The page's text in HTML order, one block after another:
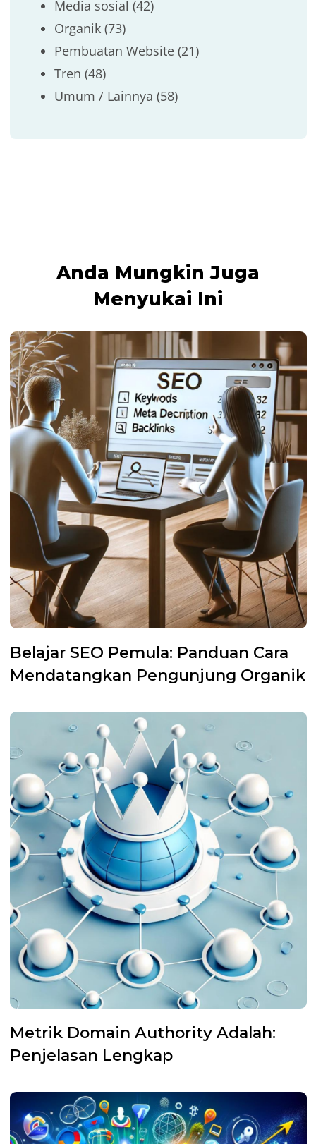
Media sosial (42)
Organik(73)
Pembuatan Website(21)
Tren (48)
Umum / Lainnya (58)
Anda Mungkin Juga
Menyukai Ini
Belajar SEO Pemula: Panduan Cara
Mendatangkan Pengunjung Organik
Metrik Domain Authority Adalah:
Penjelasan Lengkap